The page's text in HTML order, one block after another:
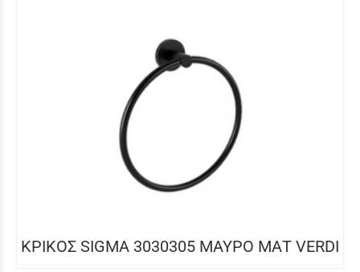
ΚΡΙΚΟΣ SIGMA 3030305 ΜΑΥΡΟ ΜΑΤ VERDI